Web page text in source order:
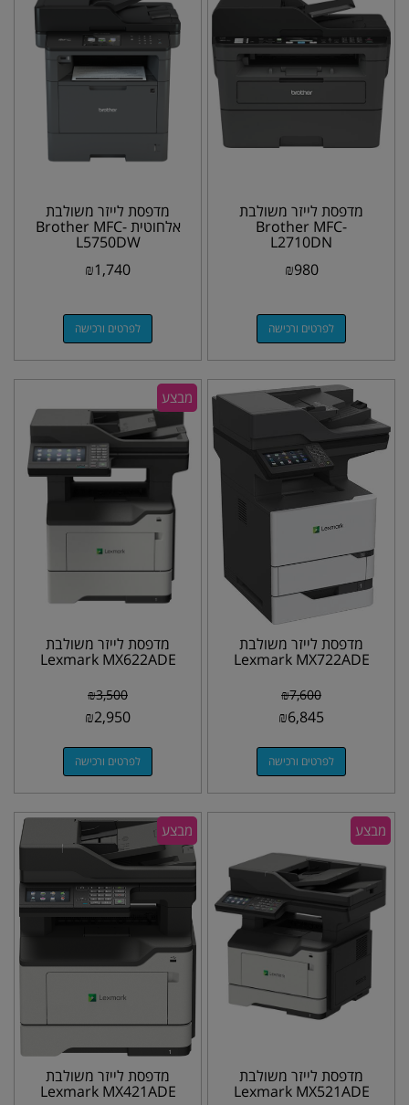
מדפסת לייזר משולבת
Brother MFC-
L2710DN
₪980
לפרטים ורכישה
מדפסת לייזר משולבת
אלחוטית Brother MFC-
L5750DW
₪1,740
לפרטים ורכישה
מדפסת לייזר משולבת
Lexmark MX722ADE
₪7,600
₪6,845
לפרטים ורכישה
מבצע
מדפסת לייזר משולבת
Lexmark MX622ADE
₪3,500
₪2,950
לפרטים ורכישה
מבצע
מדפסת לייזר משולבת
Lexmark MX521ADE
מבצע
מדפסת לייזר משולבת
Lexmark MX421ADE